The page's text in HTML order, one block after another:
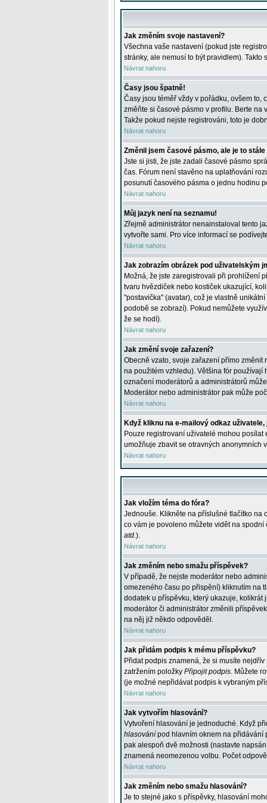
Jak změním svoje nastavení?
Všechna vaše nastavení (pokud jste
stránky, ale nemusí to být pravidlem).
Návrat nahoru
Časy jsou špatně!
Časy jsou téměř vždy v pořádku, ovšem to,
změňte si časové pásmo v profilu. Berte
Takže pokud nejste registrováni, toto je
Návrat nahoru
Změnil jsem časové pásmo, ale je to
Jste si jisti, že jste zadali časové pásmo
čas. Fórum není stavěno na uplatňování
posunutí časového pásma o jednu hodinu
Návrat nahoru
Můj jazyk není na seznamu!
Zřejmě administrátor nenainstaloval tento
vytvořte sami. Pro více informací se
Návrat nahoru
Jak zobrazím obrázek pod uživatelským
Možná, že jste zaregistrovali při prohlížení
tvaru hvězdiček nebo kostiček ukazující,
"postavička" (avatar), což je vlastně
podobě se zobrazí). Pokud nemůžete
že se hodí).
Návrat nahoru
Jak změní svoje zařazení?
Obecně vzato, svoje zařazení přímo
na použitém vzhledu). Většina fór
označení moderátorů a administrátorů
Moderátor nebo administrátor pak může
Návrat nahoru
Když kliknu na e-mailový odkaz
Pouze registrovaní uživatelé mohou
umožňuje zbavit se otravných anonymních
Návrat nahoru
Jak vložím téma do fóra?
Jednouše. Klikněte na příslušné tlačítko na
co vám je povoleno můžete vidět na
atd.).
Návrat nahoru
Jak změním nebo smažu příspěvek?
V případě, že nejste moderátor nebo
omezeného času po přispění) kliknutím na
dodatek u příspěvku, který ukazuje,
moderátor či administrátor změnili
na něj již někdo odpověděl.
Návrat nahoru
Jak přidám podpis k mému příspěvku?
Přidat podpis znamená, že si musíte
zatržením položky Připojit podpis. Můžete
(je možné nepřidávat podpis k vybraným
Návrat nahoru
Jak vytvořím hlasování?
Vytvoření hlasování je jednoduché. Když
hlasování pod hlavním oknem na přidávání
pak alespoň dvě možnosti (nastavte
znamená neomezenou volbu. Počet
Návrat nahoru
Jak změním nebo smažu hlasování?
Je to stejné jako s příspěvky, hlasování